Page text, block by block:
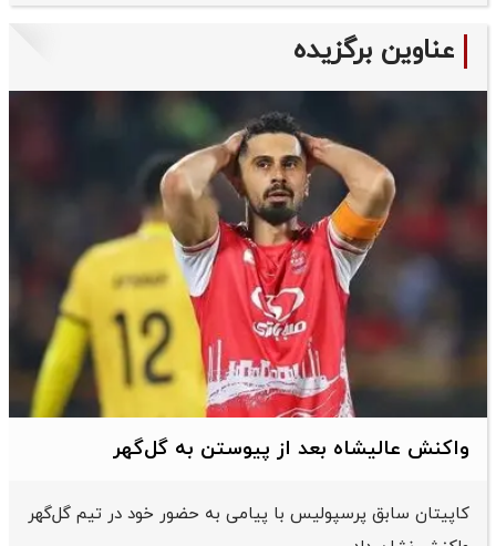
عناوین برگزیده
واکنش عالیشاه بعد از پیوستن به گل‌گهر
کاپیتان سابق پرسپولیس با پیامی به حضور خود در تیم گل‌گهر